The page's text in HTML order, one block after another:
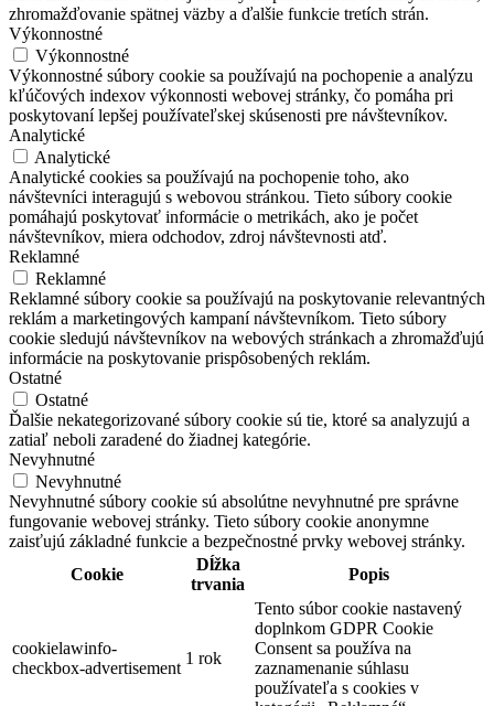
zhromažďovanie spätnej väzby a ďalšie funkcie tretích strán.
Výkonnostné
Výkonnostné
Výkonnostné súbory cookie sa používajú na pochopenie a analýzu
kľúčových indexov výkonnosti webovej stránky, čo pomáha pri
poskytovaní lepšej používateľskej skúsenosti pre návštevníkov.
Analytické
Analytické
Analytické cookies sa používajú na pochopenie toho, ako
návštevníci interagujú s webovou stránkou. Tieto súbory cookie
pomáhajú poskytovať informácie o metrikách, ako je počet
návštevníkov, miera odchodov, zdroj návštevnosti atď.
Reklamné
Reklamné
Reklamné súbory cookie sa používajú na poskytovanie relevantných
reklám a marketingových kampaní návštevníkom. Tieto súbory
cookie sledujú návštevníkov na webových stránkach a zhromažďujú
informácie na poskytovanie prispôsobených reklám.
Ostatné
Ostatné
Ďalšie nekategorizované súbory cookie sú tie, ktoré sa analyzujú a
zatiaľ neboli zaradené do žiadnej kategórie.
Nevyhnutné
Nevyhnutné
Nevyhnutné súbory cookie sú absolútne nevyhnutné pre správne
fungovanie webovej stránky. Tieto súbory cookie anonymne
zaisťujú základné funkcie a bezpečnostné prvky webovej stránky.
Cookie
Dĺžka
trvania
Popis
cookielawinfo-
checkbox-advertisement
1 rok
Tento súbor cookie nastavený
doplnkom GDPR Cookie
Consent sa používa na
zaznamenanie súhlasu
používateľa s cookies v